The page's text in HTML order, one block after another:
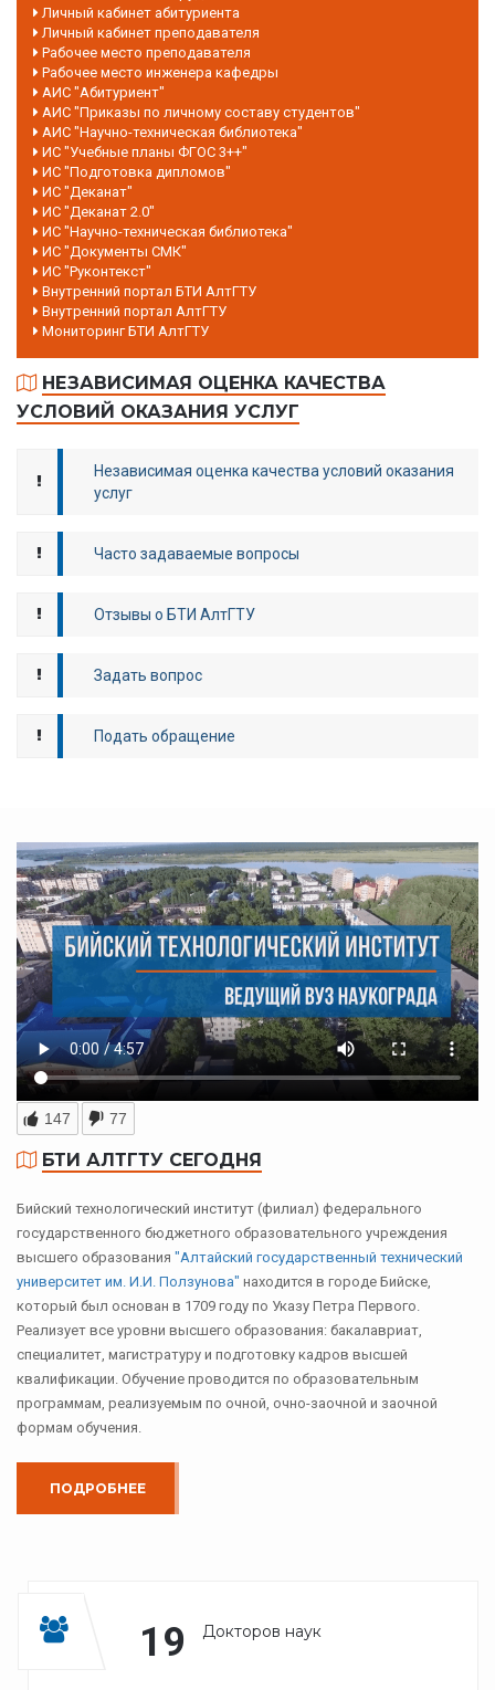
Личный кабинет абитуриента
Личный кабинет преподавателя
Рабочее место преподавателя
Рабочее место инженера кафедры
АИС "Абитуриент"
АИС "Приказы по личному составу студентов"
АИС "Научно-техническая библиотека"
ИС "Учебные планы ФГОС 3++"
ИС "Подготовка дипломов"
ИС "Деканат"
ИС "Деканат 2.0"
ИС "Научно-техническая библиотека"
ИС "Документы СМК"
ИС "Руконтекст"
Внутренний портал БТИ АлтГТУ
Внутренний портал АлтГТУ
Мониторинг БТИ АлтГТУ
НЕЗАВИСИМАЯ ОЦЕНКА КАЧЕСТВА
УСЛОВИЙ ОКАЗАНИЯ УСЛУГ
Независимая оценка качества условий оказания
услуг
Часто задаваемые вопросы
Отзывы о БТИ АлтГТУ
Задать вопрос
Подать обращение
147 77
БТИ АЛТГТУ СЕГОДНЯ
Бийский технологический институт (филиал) федерального
государственного бюджетного образовательного учреждения
высшего образования "Алтайский государственный технический
университет им. И.И. Ползунова" находится в городе Бийске,
который был основан в 1709 году по Указу Петра Первого.
Реализует все уровни высшего образования: бакалавриат,
специалитет, магистратуру и подготовку кадров высшей
квалификации. Обучение проводится по образовательным
программам, реализуемым по очной, очно-заочной и заочной
формам обучения.
ПОДРОБНЕЕ
19 Докторов наук